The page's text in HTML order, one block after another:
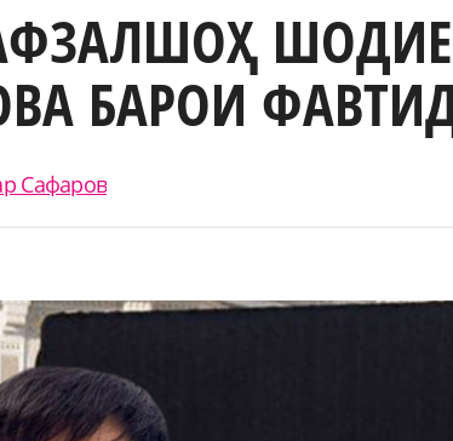
БАРОИ
Сафаров